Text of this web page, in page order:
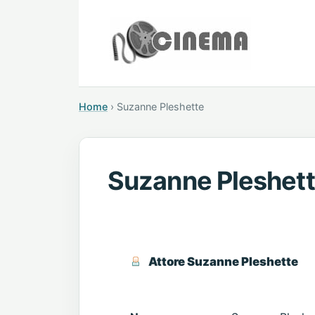
Home › Suzanne Pleshette
Suzanne
Attore Suzanne Pleshette